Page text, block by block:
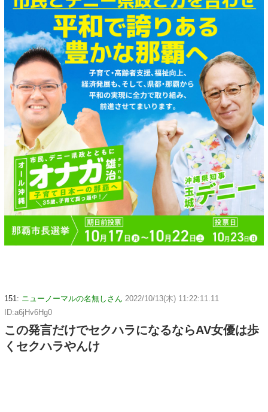
151: ニューノーマルの名無しさん 2022/10/13(木) 11:22:11.11
ID:a6jHv6Hg0
この発言だけでセクハラになるならAV女優は歩
くセクハラやんけ